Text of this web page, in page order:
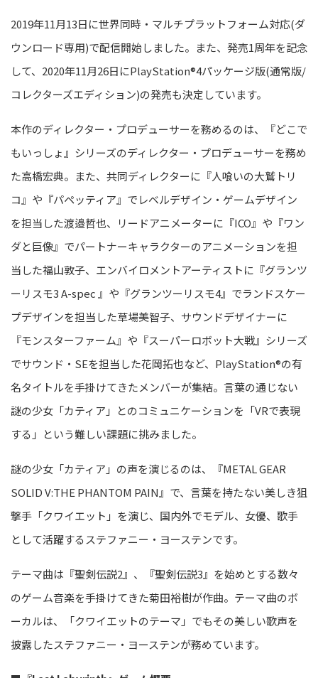
2019年11月13日に世界同時・マルチプラットフォーム対応(ダ
ウンロード専用)で配信開始しました。また、発売1周年を記念
して、2020年11月26日にPlayStation®4パッケージ版(通常版/
コレクターズエディション)の発売も決定しています。
本作のディレクター・プロデューサーを務めるのは、『どこで
もいっしょ』シリーズのディレクター・プロデューサーを務め
た高橋宏典。また、共同ディレクターに『人喰いの大鷲トリ
コ』や『パペッティア』でレベルデザイン・ゲームデザイン
を担当した渡邉哲也、リードアニメーターに『ICO』や『ワン
ダと巨像』でパートナーキャラクターのアニメーションを担
当した福山敦子、エンバイロメントアーティストに『グランツ
ーリスモ3 A-spec 』や『グランツーリスモ4』でランドスケー
プデザインを担当した草場美智子、サウンドデザイナーに
『モンスターファーム』や『スーパーロボット大戦』シリーズ
でサウンド・SEを担当した花岡拓也など、PlayStation®の有
名タイトルを手掛けてきたメンバーが集結。言葉の通じない
謎の少女「カティア」とのコミュニケーションを「VRで表現
する」という難しい課題に挑みました。
謎の少女「カティア」の声を演じるのは、『METAL GEAR
SOLID V:THE PHANTOM PAIN』で、言葉を持たない美しき狙
撃手「クワイエット」を演じ、国内外でモデル、女優、歌手
として活躍するステファニー・ヨーステンです。
テーマ曲は『聖剣伝説2』、『聖剣伝説3』を始めとする数々
のゲーム音楽を手掛けてきた菊田裕樹が作曲。テーマ曲のボ
ーカルは、「クワイエットのテーマ」でもその美しい歌声を
披露したステファニー・ヨーステンが務めています。